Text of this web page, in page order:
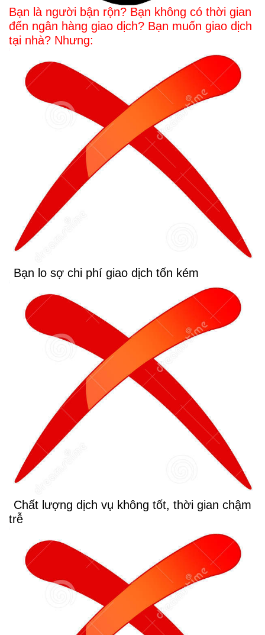
Bạn là người bận rộn? Bạn không có thời gian
đến ngân hàng giao dịch? Bạn muốn giao dịch
tại nhà? Nhưng:
Bạn lo sợ chi phí giao dịch tốn kém
Chất lượng dịch vụ không tốt, thời gian chậm
trễ